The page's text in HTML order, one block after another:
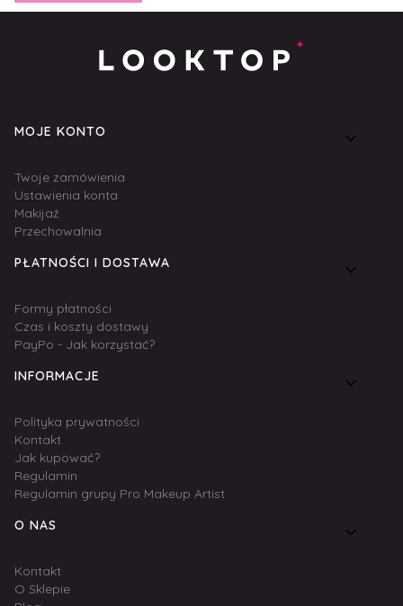
Linki w stopce
MOJE KONTO
Twoje zamówienia
Ustawienia konta
Makijaż
Przechowalnia
PŁATNOŚCI I DOSTAWA
Formy płatności
Czas i koszty dostawy
PayPo - Jak korzystać?
INFORMACJE
Polityka prywatności
Kontakt
Jak kupować?
Regulamin
Regulamin grupy Pro Makeup Artist
O NAS
Kontakt
O Sklepie